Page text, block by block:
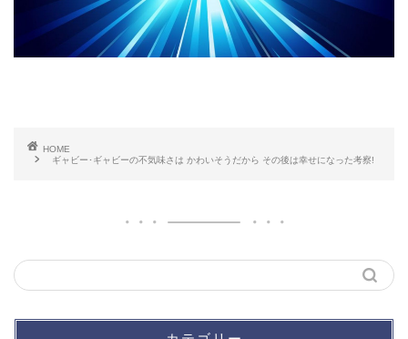
HOME
ギャビー･ギャビーの不気味さは かわいそうだから その後は幸せになった考察!